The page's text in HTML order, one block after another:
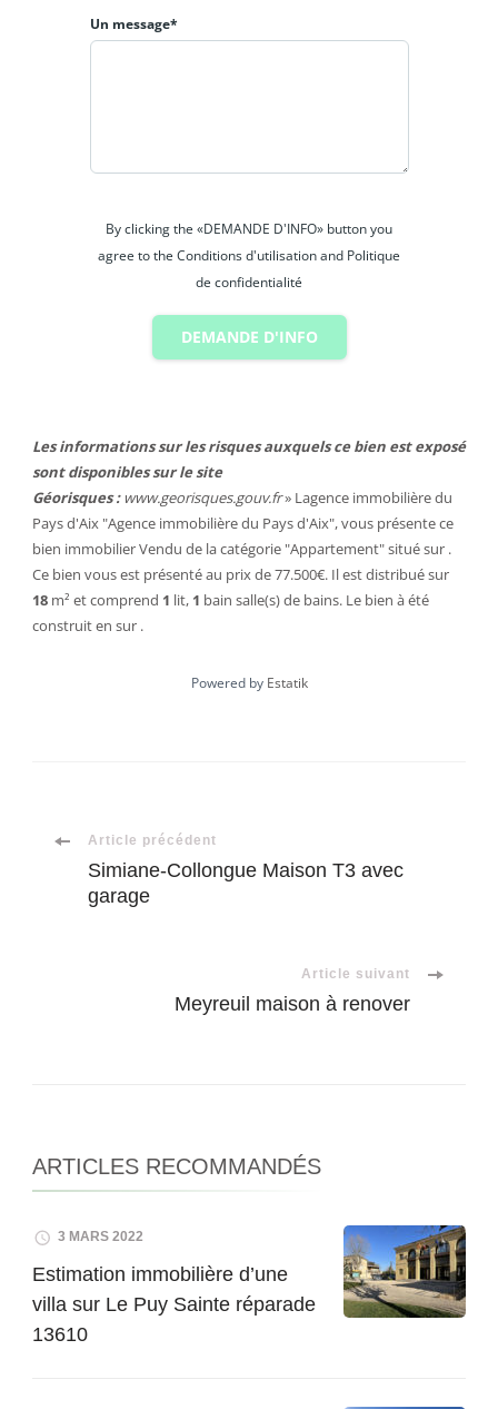
Un message*
By clicking the «DEMANDE D'INFO» button you
agree to the Conditions d'utilisation and Politique
de confidentialité
DEMANDE D'INFO
Les informations sur les risques auxquels ce bien est exposé
sont disponibles sur le site
Géorisques : www.georisques.gouv.fr» Lagence immobilière du
Pays d'Aix "Agence immobilière du Pays d'Aix", vous présente ce
bien immobilierVendu de la catégorie "Appartement" situé sur .
Ce bien vous est présenté au prix de 77.500€. Il est distribué sur
18 m² et comprend 1 lit, 1 bain salle(s) de bains. Le bien à été
construit en sur .
Powered by Estatik
Navigation
d'article
Article précédent
Simiane-Collongue Maison T3 avec
garage
Article suivant
Meyreuil maison à renover
ARTICLES RECOMMANDÉS
3 MARS 2022
Estimation immobilière d’une
villa sur Le Puy Sainte réparade
13610